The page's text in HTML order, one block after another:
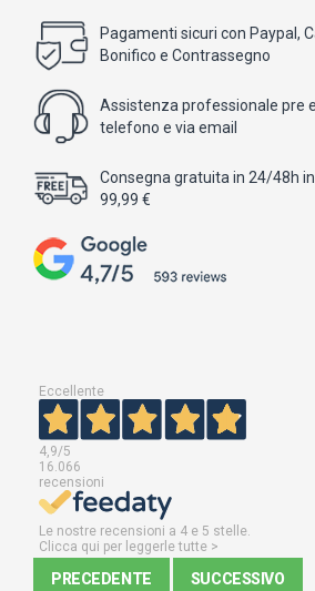
Pagamenti sicuri con Paypal,
Bonifico e Contrassegno
Assistenza professionale pre
telefono e via email
Consegna gratuita in 24/48h
99,99 €
Eccellente
4,9/5
16.066
recensioni
Le nostre recensioni a 4 e 5 stelle.
Clicca qui per leggerle tutte >
PRECEDENTE SUCCESSIVO